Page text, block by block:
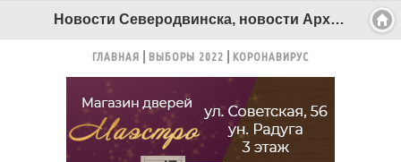
Новости Северодвинска, новости Архангельска - Беломорканал Северодвинск tv29.ru
ГЛАВНАЯ ВЫБОРЫ 2022 КОРОНАВИРУС